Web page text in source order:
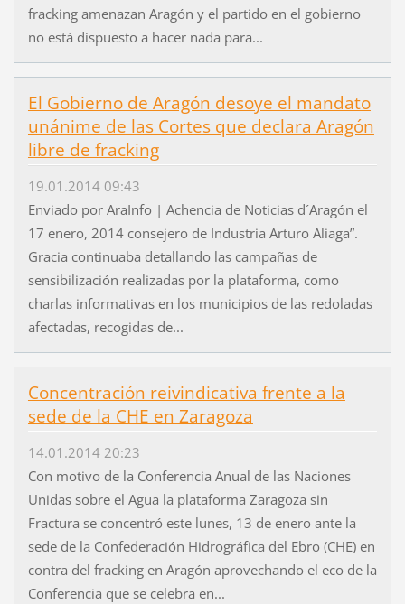
fracking amenazan Aragón y el partido en el gobierno
no está dispuesto a hacer nada para...
El Gobierno de Aragón desoye el mandato
unánime de las Cortes que declara Aragón
libre de fracking
19.01.2014 09:43
Enviado por AraInfo | Achencia de Noticias d´Aragón el
17 enero, 2014 consejero de Industria Arturo Aliaga”.
Gracia continuaba detallando las campañas de
sensibilización realizadas por la plataforma, como
charlas informativas en los municipios de las redoladas
afectadas, recogidas de...
Concentración reivindicativa frente a la
sede de la CHE en Zaragoza
14.01.2014 20:23
Con motivo de la Conferencia Anual de las Naciones
Unidas sobre el Agua la plataforma Zaragoza sin
Fractura se concentró este lunes, 13 de enero ante la
sede de la Confederación Hidrográfica del Ebro (CHE) en
contra del fracking en Aragón aprovechando el eco de la
Conferencia que se celebra en...